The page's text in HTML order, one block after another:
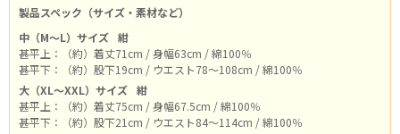
製品スペック（サイズ・素材など）
中（M～L）サイズ 紺
甚平上：（約）着丈71cm / 身幅63cm / 綿100％
甚平下：（約）股下19cm / ウエスト78～108cm / 綿100％
大（XL～XXL）サイズ 紺
甚平上：（約）着丈75cm / 身幅67.5cm / 綿100％
甚平下：（約）股下21cm / ウエスト84～114cm / 綿100％